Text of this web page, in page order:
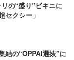
の“盛り”ビキニに
セクシー」
結の“OPPAI選抜”に